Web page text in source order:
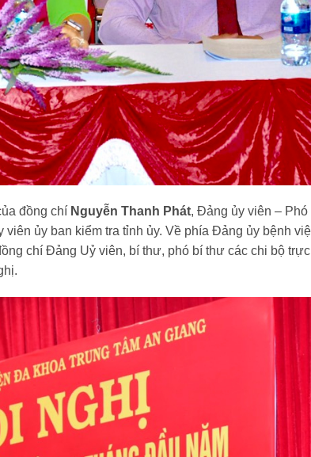
đồng chí Nguyễn Thanh Phát, Đảng ủy viên –
viên ủy ban kiểm tra tỉnh ủy. Về phía Đảng ủy bệnh
chí Đảng Uỷ viên, bí thư, phó bí thư các chi bộ